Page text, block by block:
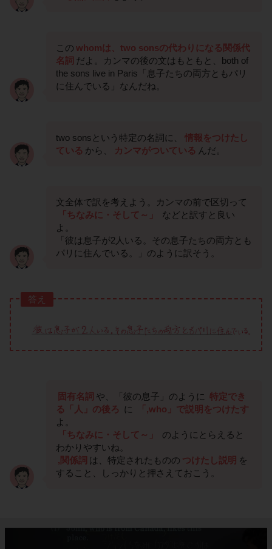
この whomは、two sonsの代わりになる関係代
名詞 だよ。カンマの後の文はもともと、both of
the sons live in Paris「息子たちの両方ともパリ
に住んでいる」なんだね。
two sonsという特定の名詞に、
情報をつけたし
ている から、 カンマがついている んだ。
文全体で訳を考えよう。カンマの前で区切って
「ちなみに・そして～」
などと訳すと良い
よ。
「彼は息子が2人いる。その息子たちの両方とも
パリに住んでいる。」のように訳そう。
答え
固有名詞 や、「彼の息子」のように 特定でき
る「人」の後ろ
に
「,who」で説明をつけたす
よ。
「ちなみに・そして～」
のようにとらえると
わかりやすいね。
,関係詞 は、特定されたものの つけたし説明 を
すること、しっかりと押さえておこう。